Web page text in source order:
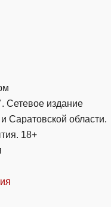
издание
области.
18+